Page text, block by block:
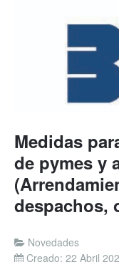
Medidas
de pymes y
despachos,
Novedades
Creado: 22 Abril